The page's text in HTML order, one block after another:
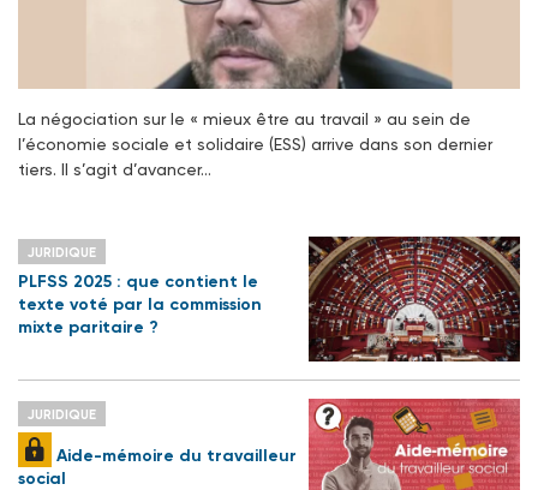
La négociation sur le « mieux être au travail » au sein de
l’économie sociale et solidaire (ESS) arrive dans son dernier
tiers. Il s’agit d’avancer…
JURIDIQUE
PLFSS 2025 : que contient le
texte voté par la commission
mixte paritaire ?
JURIDIQUE
Aide-mémoire du travailleur
social